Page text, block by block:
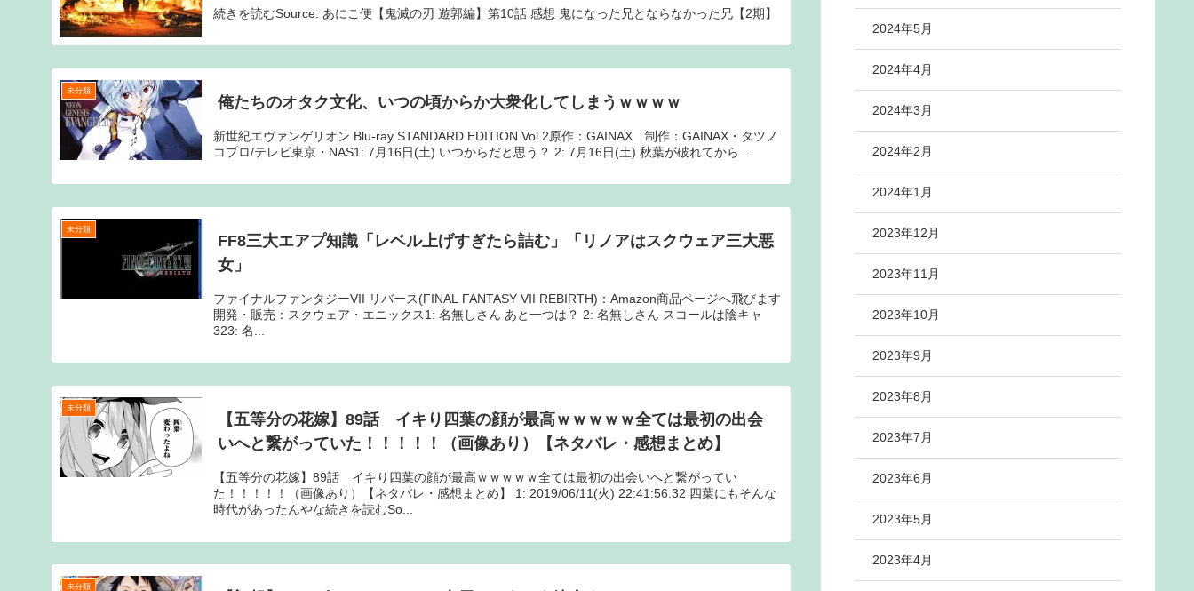
続きを読むSource: あにこ便【鬼滅の刃 遊郭編】第10話 感想 鬼になった兄とならなかった兄【2期】
未分類
俺たちのオタク文化、いつの頃からか大衆化してしまうｗｗｗｗ
新世紀エヴァンゲリオン Blu-ray STANDARD EDITION Vol.2原作：GAINAX 制作：GAINAX・タツノ
コプロ/テレビ東京・NAS1: 7月16日(土) いつからだと思う？ 2: 7月16日(土) 秋葉が破れてから...
未分類
FF8三大エアプ知識「レベル上げすぎたら詰む」「リノアはスクウェア三大悪
女」
ファイナルファンタジーVII リバース(FINAL FANTASY VII REBIRTH)：Amazon商品ページへ飛びます
開発・販売：スクウェア・エニックス1: 名無しさん あと一つは？ 2: 名無しさん スコールは陰キャ
323: 名...
未分類
【五等分の花嫁】89話 イキり四葉の顔が最高ｗｗｗｗｗ全ては最初の出会
いへと繋がっていた！！！！！（画像あり）【ネタバレ・感想まとめ】
【五等分の花嫁】89話 イキり四葉の顔が最高ｗｗｗｗｗ全ては最初の出会いへと繋がってい
た！！！！！（画像あり）【ネタバレ・感想まとめ】 1: 2019/06/11(火) 22:41:56.32 四葉にもそんな
時代があったんやな続きを読むSo...
未分類
2024年5月
2024年4月
2024年3月
2024年2月
2024年1月
2023年12月
2023年11月
2023年10月
2023年9月
2023年8月
2023年7月
2023年6月
2023年5月
2023年4月